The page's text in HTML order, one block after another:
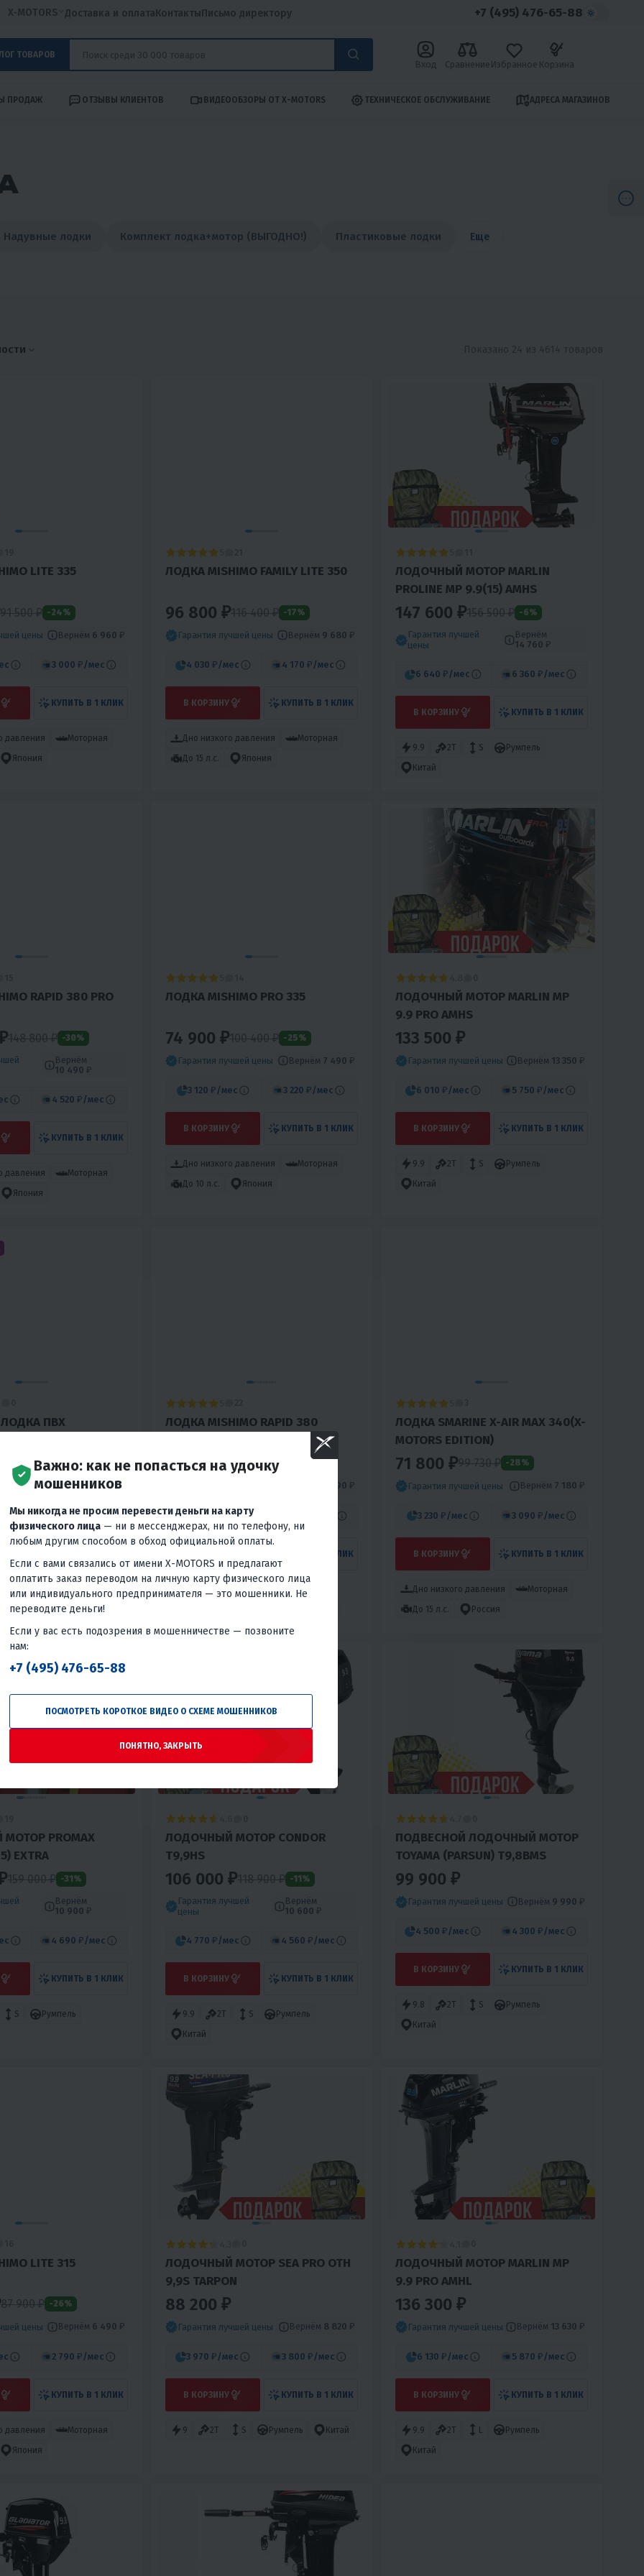
X-MOTORS Доставка и оплатаКонтактыПисьмо директору +7 (495) 476-65-88
ТОВАРОВ
Вход Сравнение Избранное Корзина
ПРОДАЖ ОТЗЫВЫ КЛИЕНТОВ ВИДЕООБЗОРЫ ОТ X-MOTORS ТЕХНИЧЕСКОЕ ОБСЛУЖИВАНИЕ АДРЕСА МАГАЗИНОВ
Надувные лодки Комплект лодка+мотор (ВЫГОДНО!) Пластиковые лодки Еще
LITE 335
91 500₽ -24%
цены Вернём 6 960 ₽
3 000 ₽ /мес
КУПИТЬ В 1 КЛИК
давления
Моторная
Япония
ЛОДКА MISHIMO FAMILY LITE 350
96 800 ₽116 400₽ -17%
Гарантия лучшей цены Вернём 9 680 ₽
4 030 ₽ /мес 4 170 ₽ /мес
В КОРЗИНУ КУПИТЬ В 1 КЛИК
Дно низкого давления
Моторная
До 15 л.с.
Япония
ЛОДОЧНЫЙ МОТОР MARLIN
PROLINE MP 9.9(15) AMHS
147 600 ₽156 500 ₽ -6%
Гарантия лучшей
цены
Вернём
14 760 ₽
6 640 ₽ /мес 6 360 ₽ /мес
В КОРЗИНУ КУПИТЬ В 1 КЛИК
9.9 2T S
Румпель
Китай
RAPID 380 PRO
148 800₽ -30%
Вернём
10 490 ₽
4 520 ₽ /мес
КУПИТЬ В 1 КЛИК
давления
Моторная
Япония
ЛОДКА MISHIMO PRO 335
74 900 ₽100 400₽ -25%
Гарантия лучшей цены Вернём 7 490 ₽
3 120 ₽ /мес 3 220 ₽ /мес
В КОРЗИНУ КУПИТЬ В 1 КЛИК
Дно низкого давления
Моторная
До 10 л.с.
Япония
ЛОДОЧНЫЙ МОТОР MARLIN MP
9.9 PRO AMHS
133 500 ₽
Гарантия лучшей цены Вернём 13 350 ₽
6 010 ₽ /мес 5 750 ₽ /мес
В КОРЗИНУ КУПИТЬ В 1 КЛИК
9.9 2T S
Румпель
Китай
ПВХ
112 700₽ -24%
цены Вернём8 620 ₽
3 710 ₽ /мес
давления
Россия
ЛОДКА MISHIMO RAPID 380
94 900 ₽ 129 800₽
9 490 ₽
3 950 ₽/мес
КУПИТЬ В 1 КЛИК
Дно низкого давления
ЛОДКА SMARINE X-AIR MAX 340(X-
MOTORS EDITION)
71 800 ₽99 730₽ -28%
Гарантия лучшей цены Вернём 7 180 ₽
3 230 ₽ /мес 3 090 ₽ /мес
В КОРЗИНУ КУПИТЬ В 1 КЛИК
Дно низкого давления
Моторная
До 15 л.с.
Россия
PROMAX
EXTRA
159 000 ₽ -31%
Вернём
10 900 ₽
4 690 ₽ /мес
КУПИТЬ В 1 КЛИК
S
Румпель
ЛОДОЧНЫЙ МОТОР CONDOR
T9,9HS
106 000 ₽118 900 ₽ -11%
Гарантия лучшей
цены
Вернём
10 600 ₽
4 770 ₽ /мес 4 560 ₽ /мес
В КОРЗИНУ КУПИТЬ В 1 КЛИК
9.9 2T S
Румпель
Китай
ПОДВЕСНОЙ ЛОДОЧНЫЙ МОТОР
TOYAMA (PARSUN) T9,8BMS
99 900 ₽
Гарантия лучшей цены Вернём 9 990 ₽
4 500 ₽ /мес 4 300 ₽ /мес
В КОРЗИНУ КУПИТЬ В 1 КЛИК
9.8 2T S
Румпель
Китай
LITE 315
87 900₽ -26%
цены Вернём 6 490 ₽
2 790 ₽ /мес
КУПИТЬ В 1 КЛИК
давления
Моторная
Япония
ЛОДОЧНЫЙ МОТОР SEA PRO ОТН
9,9S TARPON
88 200 ₽
Гарантия лучшей цены Вернём 8 820 ₽
3 970 ₽ /мес 3 800 ₽ /мес
В КОРЗИНУ КУПИТЬ В 1 КЛИК
9 2T S Румпель Китай
ЛОДОЧНЫЙ МОТОР MARLIN MP
9.9 PRO AMHL
136 300 ₽
Гарантия лучшей цены Вернём 13 630 ₽
6 130 ₽ /мес 5 870 ₽ /мес
В КОРЗИНУ КУПИТЬ В 1 КЛИК
9.9 2T L
Румпель
Китай
Важно: как не попасться на удочку
мошенников
Мы никогда не просим перевести деньги на карту
физического лица — ни в мессенджерах, ни по телефону, ни
любым другим способом в обход официальной оплаты.
Если с вами связались от имени X-MOTORS и предлагают
оплатить заказ переводом на личную карту физического лица
или индивидуального предпринимателя — это мошенники. Не
переводите деньги!
Если у вас есть подозрения в мошенничестве — позвоните
нам:
+7 (495) 476-65-88
ПОСМОТРЕТЬ КОРОТКОЕ ВИДЕО О СХЕМЕ МОШЕННИКОВ
ПОНЯТНО, ЗАКРЫТЬ